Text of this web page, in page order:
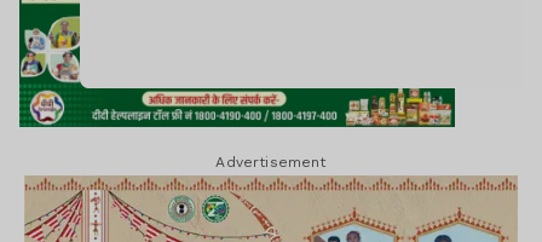
Advertisement